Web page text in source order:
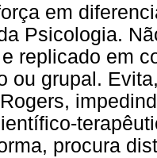
em
Psicologia.
replicado em
ou grupal.
procura